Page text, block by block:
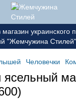
украинского
"Жемчужина Стилей"
Человечки
ясельный